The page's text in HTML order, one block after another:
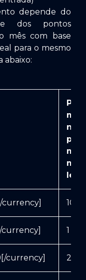
depende do
dos pontos
mês com base
para o mesmo
abaixo:
1000
1
currency]